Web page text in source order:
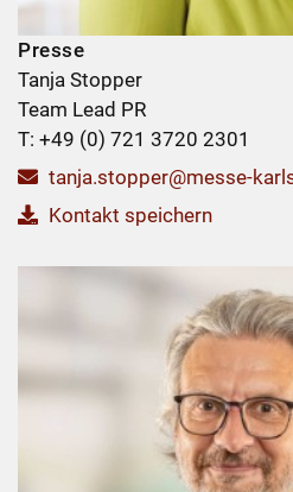
Presse
Tanja Stopper
Team Lead PR
T: +49 (0) 721 3720 2301
tanja.stopper@messe-
Kontakt speichern